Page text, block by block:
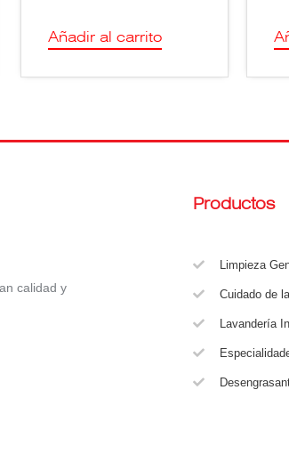
Añadir al carrito
calidad y
Productos
Limpieza
Cuidado de
Lavandería